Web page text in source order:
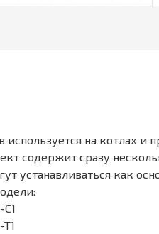
на котлах и
содержит сразу
устанавливаться как